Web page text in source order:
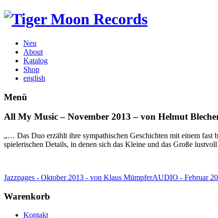
Neu
About
Katalog
Shop
english
Menü
All My Music – November 2013 – von Helmut
„… Das Duo erzählt ihre sympathischen Geschichten mit einem fast
spielerischen Details, in denen sich das Kleine und das Große
Jazzpages - Oktober 2013 - von Klaus MümpferAUDIO - Februar
Warenkorb
Kontakt